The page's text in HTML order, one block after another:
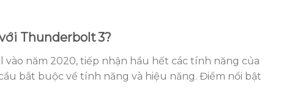
Thunderbolt 3?
năm 2020, tiếp nhận hầu hết các tính năng của
bắt buộc về tính năng và hiệu năng. Điểm nổi bật